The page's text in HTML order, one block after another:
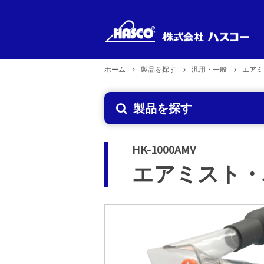
新製品
2026年6月29日更新
製品型式
製品のお取り扱い
企業理念
ホーム 製品を探す 汎用・一般 エア
製品を探す
HK-1000AMV
エアミスト